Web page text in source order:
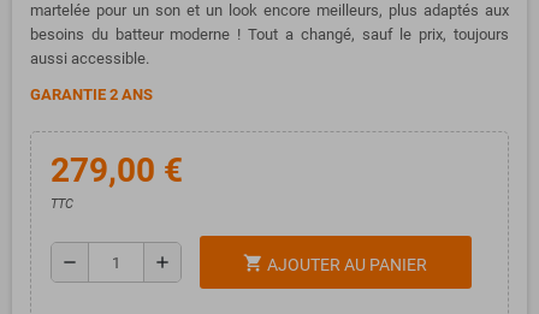
martelée pour un son et un look encore meilleurs, plus adaptés aux
besoins du batteur moderne ! Tout a changé, sauf le prix, toujours
aussi accessible.
GARANTIE 2 ANS
279,00 €
TTC
remove add shopping_cart AJOUTER AU PANIER